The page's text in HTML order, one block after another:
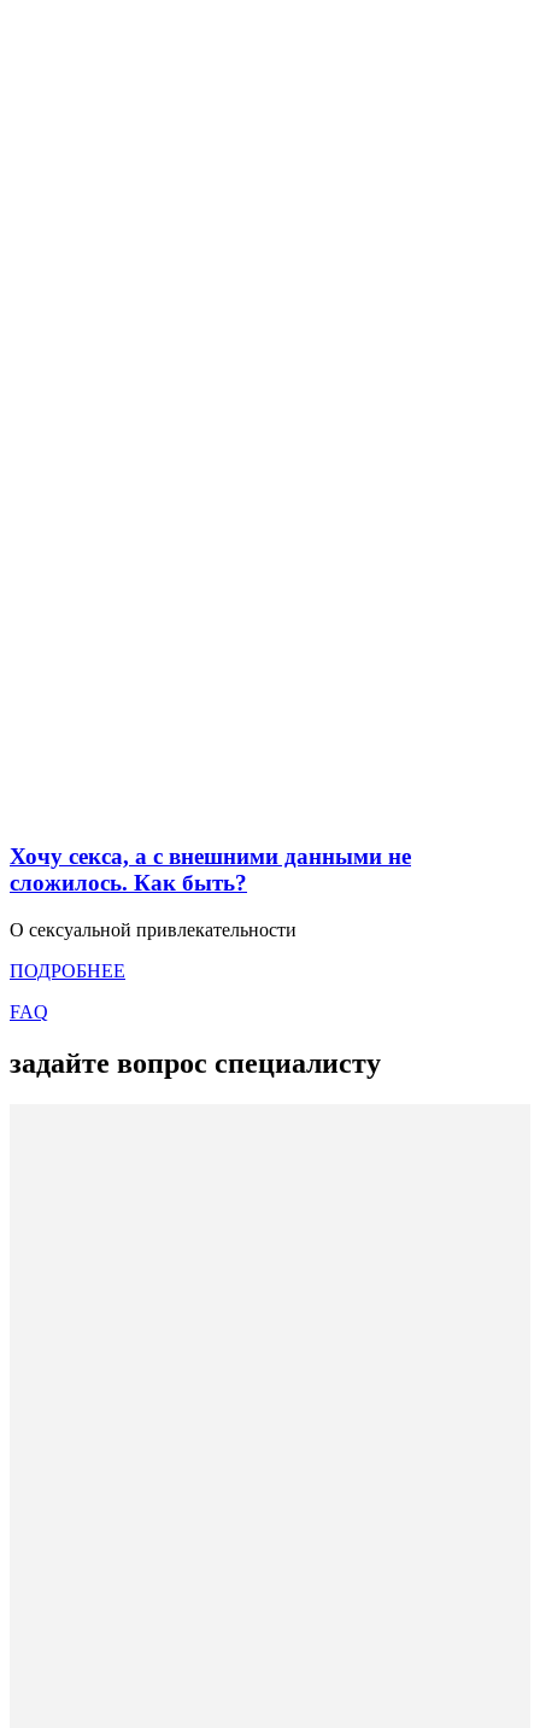
Хочу секса, а с внешними данными не
сложилось. Как быть?
О сексуальной привлекательности
ПОДРОБНЕЕ
FAQ
задайте вопрос специалисту